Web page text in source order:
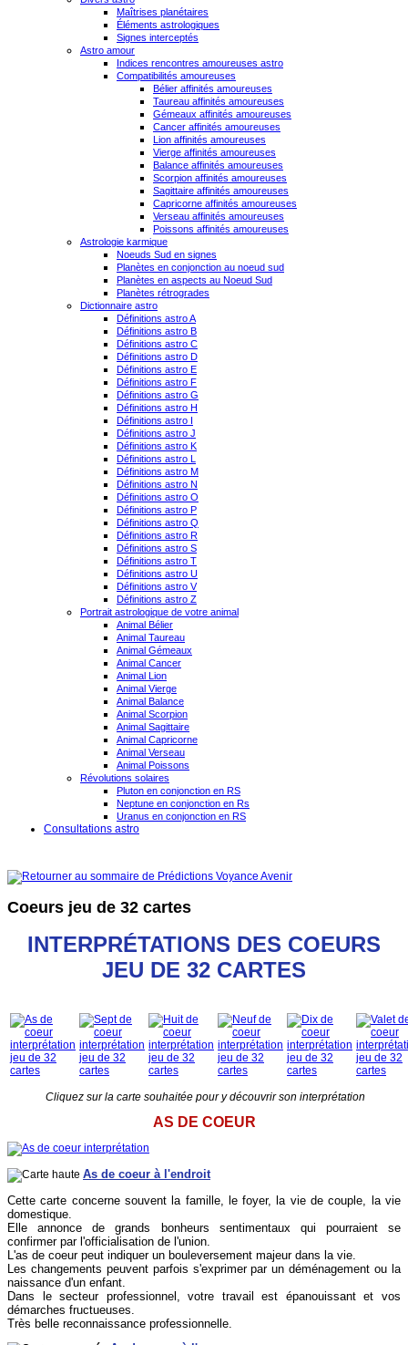
Maîtrises planétaires
Éléments astrologiques
Signes interceptés
Astro amour
Indices rencontres amoureuses astro
Compatibilités amoureuses
Bélier affinités amoureuses
Taureau affinités amoureuses
Gémeaux affinités amoureuses
Cancer affinités amoureuses
Lion affinités amoureuses
Vierge affinités amoureuses
Balance affinités amoureuses
Scorpion affinités amoureuses
Sagittaire affinités amoureuses
Capricorne affinités amoureuses
Verseau affinités amoureuses
Poissons affinités amoureuses
Astrologie karmique
Noeuds Sud en signes
Planètes en conjonction au noeud sud
Planètes en aspects au Noeud Sud
Planètes rétrogrades
Dictionnaire astro
Définitions astro A
Définitions astro B
Définitions astro C
Définitions astro D
Définitions astro E
Définitions astro F
Définitions astro G
Définitions astro H
Définitions astro I
Définitions astro J
Définitions astro K
Définitions astro L
Définitions astro M
Définitions astro N
Définitions astro O
Définitions astro P
Définitions astro Q
Définitions astro R
Définitions astro S
Définitions astro T
Définitions astro U
Définitions astro V
Définitions astro Z
Portrait astrologique de votre animal
Animal Bélier
Animal Taureau
Animal Gémeaux
Animal Cancer
Animal Lion
Animal Vierge
Animal Balance
Animal Scorpion
Animal Sagittaire
Animal Capricorne
Animal Verseau
Animal Poissons
Révolutions solaires
Pluton en conjonction en RS
Neptune en conjonction en Rs
Uranus en conjonction en RS
Consultations astro
Coeurs jeu de 32 cartes
INTERPRÉTATIONS DES COEURS
JEU DE 32 CARTES
Cliquez sur la carte souhaitée pour y découvrir son interprétation
AS DE COEUR
As de coeur à l'endroit
Cette carte concerne souvent la famille, le foyer, la vie de couple, la vie
domestique.
Elle annonce de grands bonheurs sentimentaux qui pourraient se
confirmer par l'officialisation de l'union.
L'as de coeur peut indiquer un bouleversement majeur dans la vie.
Les changements peuvent parfois s'exprimer par un déménagement ou la
naissance d'un enfant.
Dans le secteur professionnel, votre travail est épanouissant et vos
démarches fructueuses.
Très belle reconnaissance professionnelle.